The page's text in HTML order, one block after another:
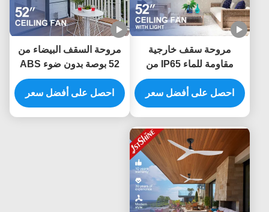
مروحة سقف خارجية
مقاومة للماء IP65 من
البلاستيك ABS مع شفرات
52 بوصة وجهاز تحكم عن
بعد
احصل على أفضل سعر
مروحة السقف البيضاء من
52 بوصة بدون ضوء ABS
Blade Smart APP
Control
احصل على أفضل سعر